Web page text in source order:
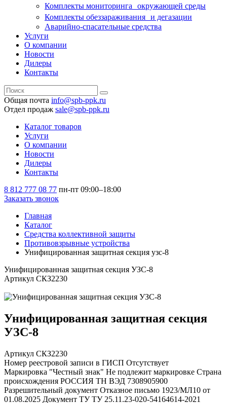
Комплекты мониторинга окружающей среды
Комплекты обеззараживания и дегазации
Аварийно-спасательные средства
Услуги
О компании
Новости
Дилеры
Контакты
Общая почта info@spb-ppk.ru
Отдел продаж sale@spb-ppk.ru
Каталог товаров
Услуги
О компании
Новости
Дилеры
Контакты
8 812 777 08 77 пн-пт 09:00–18:00
Заказать звонок
Главная
Каталог
Средства коллективной защиты
Противовзрывные устройства
Унифицированная защитная секция узс-8
Унифицированная защитная секция УЗС-8
Артикул СКЗ2230
Унифицированная защитная секция
УЗС-8
Артикул СКЗ2230
Номер реестровой записи в ГИСП Отсутствует
Маркировка "Честный знак" Не подлежит маркировке Страна
происхождения РОССИЯ ТН ВЭД 7308905900
Разрешительный документ Отказное письмо 1923/МЛ10 от
01.08.2025 Документ ТУ ТУ 25.11.23-020-54164614-2021